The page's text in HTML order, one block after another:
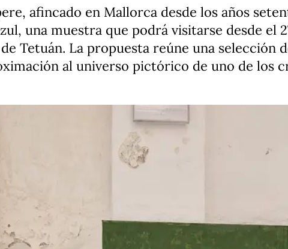
afincado en Mallorca desde los años
una muestra que podrá visitarse desde el
Tetuán. La propuesta reúne una selección
al universo pictórico de uno de los